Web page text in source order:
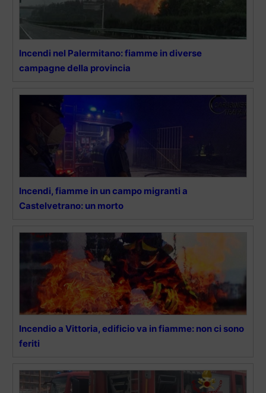
Incendi nel Palermitano: fiamme in diverse
campagne della provincia
Incendi, fiamme in un campo migranti a
Castelvetrano: un morto
Incendio a Vittoria, edificio va in fiamme: non ci sono
feriti